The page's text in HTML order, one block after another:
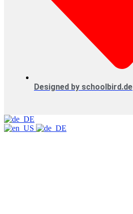
Designed by schoolbird.de